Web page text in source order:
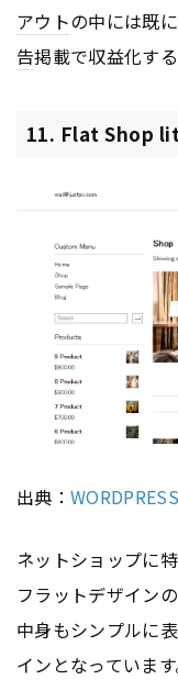
アウトの中には既に
告掲載で収益化す
11. Flat Shop
出典：
ネットショップに
フラットデザイン
中身もシンプルに
インとなっています